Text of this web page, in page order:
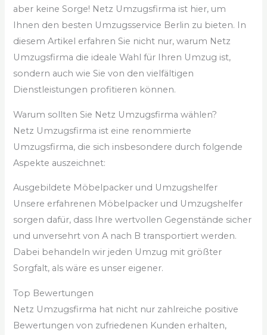
aber keine Sorge! Netz Umzugsfirma ist hier, um
Ihnen den besten Umzugsservice Berlin zu bieten. In
diesem Artikel erfahren Sie nicht nur, warum Netz
Umzugsfirma die ideale Wahl für Ihren Umzug ist,
sondern auch wie Sie von den vielfältigen
Dienstleistungen profitieren können.
Warum sollten Sie Netz Umzugsfirma wählen?
Netz Umzugsfirma ist eine renommierte
Umzugsfirma, die sich insbesondere durch folgende
Aspekte auszeichnet:
Ausgebildete Möbelpacker und Umzugshelfer
Unsere erfahrenen Möbelpacker und Umzugshelfer
sorgen dafür, dass Ihre wertvollen Gegenstände sicher
und unversehrt von A nach B transportiert werden.
Dabei behandeln wir jeden Umzug mit größter
Sorgfalt, als wäre es unser eigener.
Top Bewertungen
Netz Umzugsfirma hat nicht nur zahlreiche positive
Bewertungen von zufriedenen Kunden erhalten,